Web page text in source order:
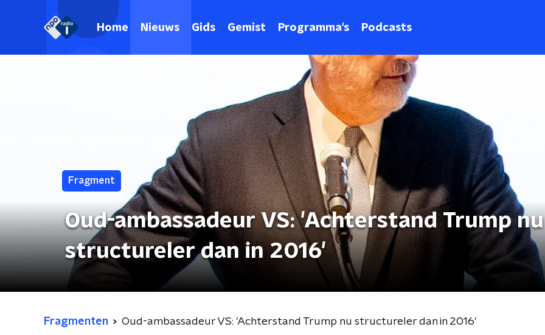
Home Nieuws Gids Gemist Programma's Podcasts
Fragment
Oud-ambassadeur VS: 'Achterstand Trump nu
structureler dan in 2016'
Fragmenten Oud-ambassadeur VS: 'Achterstand Trump nu structureler dan in 2016'